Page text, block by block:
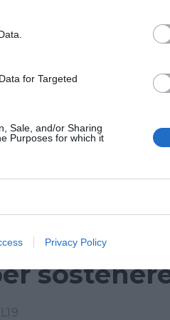
for Targeted
Sale, and/or Sharing
Purposes for which it
Privacy Policy
e
privacy è un
in privacy e diritto
esista una forma che
chiunque, anche
una causa c’è...